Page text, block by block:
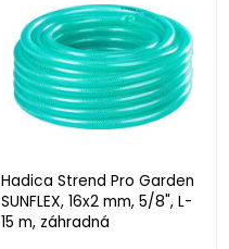
Hadica Strend Pro Garden
SUNFLEX, 16x2 mm, 5/8", L-
15 m, záhradná